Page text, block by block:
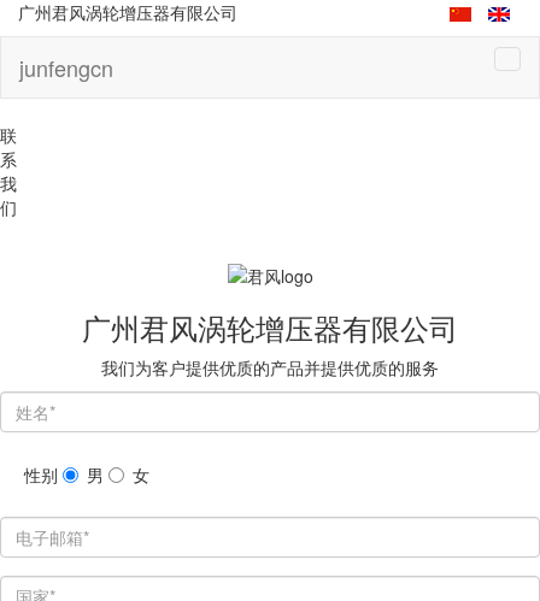
广州君风涡轮增压器有限公司
junfengcn
联
系
我
们
广州君风涡轮增压器有限公司
我们为客户提供优质的产品并提供优质的服务
性别 男 女